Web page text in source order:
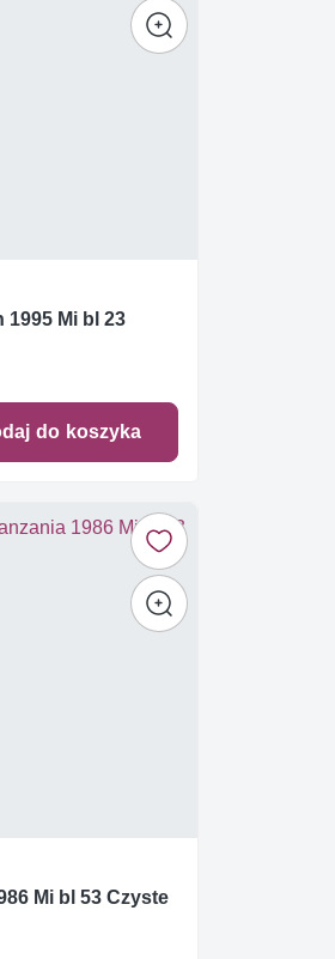
1995 Mi bl 23
do koszyka
Mi bl 53 Czyste